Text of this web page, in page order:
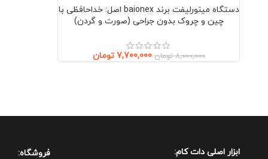
دستگاه مینورلیفت برند baionex اصل: خداحافظی با
چین و چروک بدون جراحی (صورت و گردن)
8,000,000 تومان 7,700,000 تومان
ابزار اصلی دات کام: فروشگاه: